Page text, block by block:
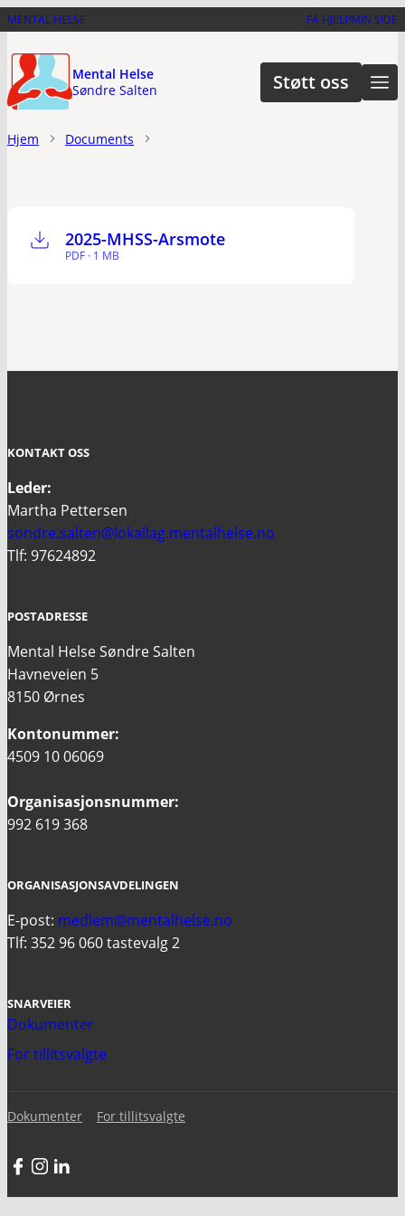
Hopp
hovedinnhold
MENTAL HELSE FÅ HJELPMIN SIDE
Mental Helse
Søndre Salten
Støtt oss
Hjem Documents
2025-MHSS-Arsmote
PDF · 1 MB
KONTAKT OSS
Leder:
Martha Pettersen
sondre.salten@lokallag.mentalhelse.no
Tlf: 97624892
POSTADRESSE
Mental Helse Søndre Salten
Havneveien 5
8150 Ørnes
Kontonummer:
4509 10 06069
Organisasjonsnummer:
992 619 368
ORGANISASJONSAVDELINGEN
E-post: medlem@mentalhelse.no
Tlf: 352 96 060 tastevalg 2
SNARVEIER
Dokumenter
For tillitsvalgte
Dokumenter For tillitsvalgte